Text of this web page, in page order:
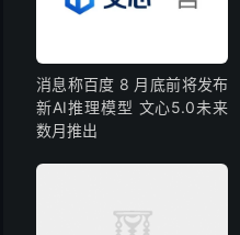
消息称百度 8 月底前将发布
新AI推理模型 文心5.0未来
数月推出